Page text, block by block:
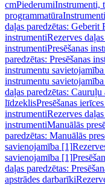
cmPiederumiInstrumenti,
programmatūraInstrumenti
daļas paredzētas:
instrumentiRezerves
instrumentiPresēšanas
paredzētas: Presēšanas
instrumentu
instrumentu
daļas paredzētas:
līdzeklisPresēšanas
instrumentiRezerves
instrumentiManuālās
paredzētas: Manuālās
savienojamība [1]
savienojamība [1]
daļas paredzētas:
apstrādes darbarīki